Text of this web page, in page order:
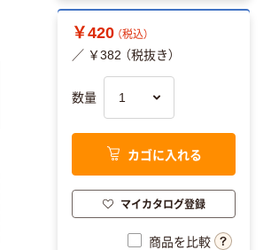
￥420 （税込）
／ ￥382 （税抜き）
数量
カゴに入れる
マイカタログ登録
商品を比較